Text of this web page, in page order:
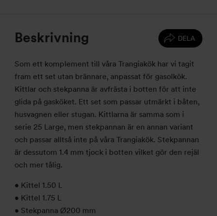
DELA
Beskrivning
Som ett komplement till våra Trangiakök har vi tagit
fram ett set utan brännare, anpassat för gasolkök.
Kittlar och stekpanna är avfrästa i botten för att inte
glida på gasköket. Ett set som passar utmärkt i båten,
husvagnen eller stugan. Kittlarna är samma som i
serie 25 Large, men stekpannan är en annan variant
och passar alltså inte på våra Trangiakök. Stekpannan
är dessutom 1.4 mm tjock i botten vilket gör den rejäl
och mer tålig.
• Kittel 1.50 L
• Kittel 1.75 L
• Stekpanna Ø200 mm